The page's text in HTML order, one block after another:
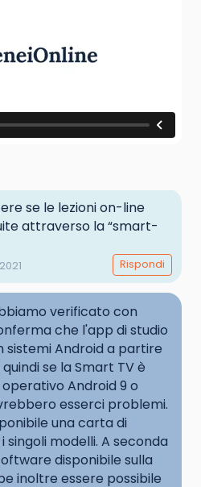
se le lezioni on-line
attraverso la “smart-
Rispondi
verificato con
che l'app di studio
Android a partire
se la Smart TV è
Android 9 o
esserci problemi.
una carta di
modelli. A seconda
disponibile sulla
inoltre essere possibile